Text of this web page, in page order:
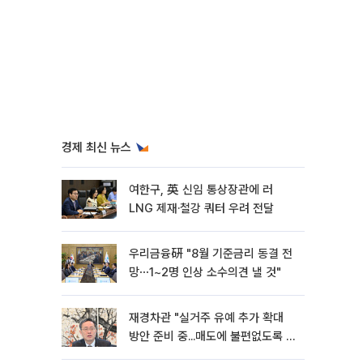
경제 최신 뉴스
여한구, 英 신임 통상장관에 러
LNG 제재·철강 쿼터 우려 전달
우리금융硏 "8월 기준금리 동결 전
망⋯1~2명 인상 소수의견 낼 것"
재경차관 "실거주 유예 추가 확대
방안 준비 중...매도에 불편없도록 노